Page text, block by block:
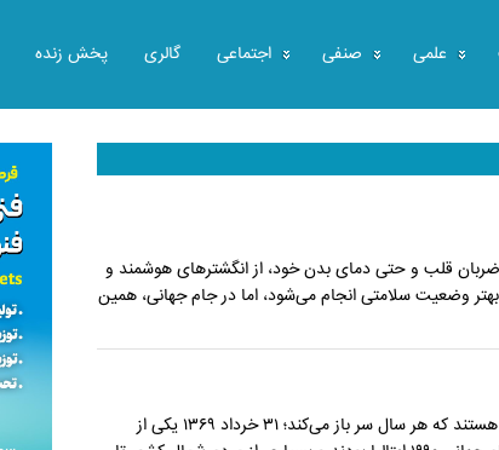
علمی صنفی اجتماعی گالری پخش زنده
قلب و حتی دمای بدن خود، از انگشترهای هوشمند و
وضعیت سلامتی انجام می‌شود، اما در جام جهانی، همین
بعضی روزها در حافظه یک ملت فقط یک تاریخ نیستند، بلکه زخمی هستند که هر سال سر باز می‌کند؛ ۳۱ خرداد ۱۳۶۹ یکی از